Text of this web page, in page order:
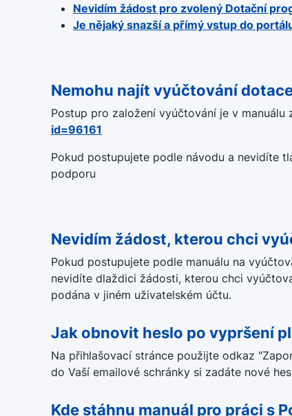
Nevidím žádost pro zvolený Dotační
Je nějaký snazší a přímý vstup do
Nemohu najít vyúčtování
Postup pro založení vyúčtování je v manuálu
id=96161
Pokud postupujete podle návodu a nevidíte
podporu
Nevidím žádost, kterou chci
Pokud postupujete podle manuálu na
nevidíte dlaždici žádosti, kterou chci
podána v jiném uživatelském účtu.
Jak obnovit heslo po vypršení
Na přihlašovací stránce použijte odkaz
do Vaší emailové schránky si zadáte nové
Kde stáhnu manuál pro práci s